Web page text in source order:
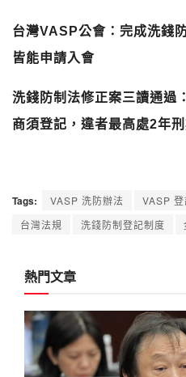
台灣VASP公會：完成洗錢
皆能申請入會
洗錢防制法修正案三讀通過
商須登記，違者最高處2年
Tags: VASP 洗防辦法 VASP 登
台灣法規
洗錢防制登記制度
熱門文章